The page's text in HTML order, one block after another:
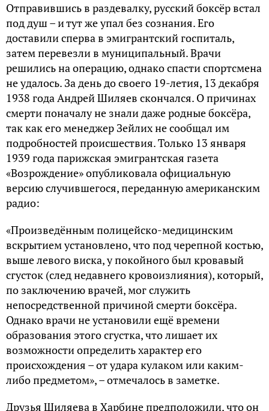
Отправившись в раздевалку, русский боксёр встал
под душ – и тут же упал без сознания. Его
доставили сперва в эмигрантский госпиталь,
затем перевезли в муниципальный. Врачи
решились на операцию, однако спасти спортсмена
не удалось. За день до своего 19-летия, 13 декабря
1938 года Андрей Шиляев скончался. О причинах
смерти поначалу не знали даже родные боксёра,
так как его менеджер Зейлих не сообщал им
подробностей происшествия. Только 13 января
1939 года парижская эмигрантская газета
«Возрождение» опубликовала официальную
версию случившегося, переданную американским
радио:
«Произведённым полицейско-медицинским
вскрытием установлено, что под черепной костью,
выше левого виска, у покойного был кровавый
сгусток (след недавнего кровоизлияния), который,
по заключению врачей, мог служить
непосредственной причиной смерти боксёра.
Однако врачи не установили ещё времени
образования этого сгустка, что лишает их
возможности определить характер его
происхождения – от удара кулаком или каким-
либо предметом», – отмечалось в заметке.
Друзья Шиляева в Харбине предположили, что он